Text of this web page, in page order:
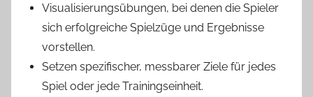
Visualisierungsübungen, bei denen die Spieler
sich erfolgreiche Spielzüge und Ergebnisse
vorstellen.
Setzen spezifischer, messbarer Ziele für jedes
Spiel oder jede Trainingseinheit.